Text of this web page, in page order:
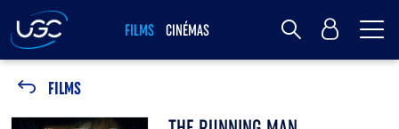
FILMS CINÉMAS MY UGC
FILMS